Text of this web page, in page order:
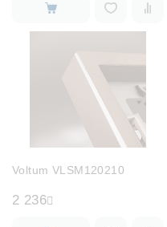
Частые вопросы
Бренды
База знаний
Voltum VLSM120210
2 236